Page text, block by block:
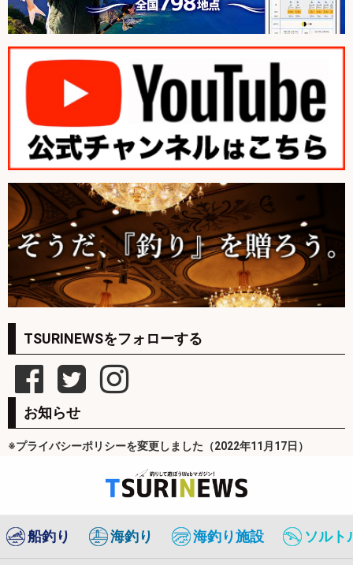
TSURINEWSをフォローする
お知らせ
※プライバシーポリシーを変更しました（2022年11月17日）
船釣り 海釣り 海釣り施設 ソルト